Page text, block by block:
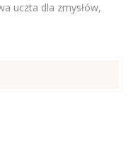
uczta dla zmysłów,